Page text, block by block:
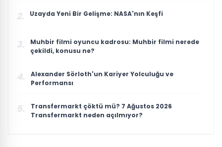
2. Uzayda Yeni Bir Gelişme: NASA'nın Keşfi
3.
Muhbir filmi oyuncu kadrosu: Muhbir filmi nerede
çekildi, konusu ne?
4.
Alexander Sörloth'un Kariyer Yolculuğu ve
Performansı
5.
Transfermarkt çöktü mü? 7 Ağustos 2026
Transfermarkt neden açılmıyor?